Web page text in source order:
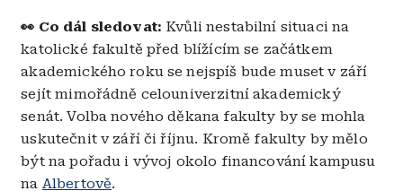
👀 Co dál sledovat: Kvůli nestabilní situaci na
katolické fakultě před blížícím se začátkem
akademického roku se nejspíš bude muset v září
sejít mimořádně celouniverzitní akademický
senát. Volba nového děkana fakulty by se mohla
uskutečnit v září či říjnu. Kromě fakulty by mělo
být na pořadu i vývoj okolo financování kampusu
na Albertově.